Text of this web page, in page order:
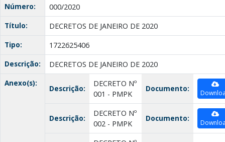
Número:
000/2020
Título:
DECRETOS DE JANEIRO DE 2020
Tipo:
1722625406
Descrição:
DECRETOS DE JANEIRO DE 2020
Anexo(s):
Descrição:
DECRETO Nº
001 - PMPK
Documento:
Descrição:
DECRETO Nº
002 - PMPK
Documento: